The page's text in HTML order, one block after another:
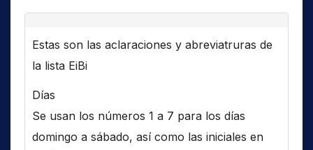
Estas son las aclaraciones y abreviatruras de
la lista EiBi
Días
Se usan los números 1 a 7 para los días
domingo a sábado, así como las iniciales en